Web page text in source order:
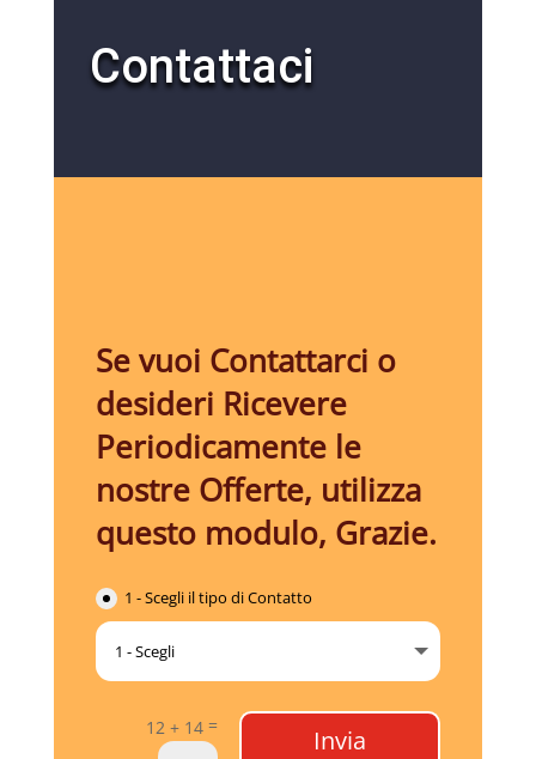
Contattaci
Se vuoi Contattarci o
desideri Ricevere
Periodicamente le
nostre Offerte, utilizza
questo modulo, Grazie.
1 - Scegli il tipo di Contatto
12 + 14=
Invia